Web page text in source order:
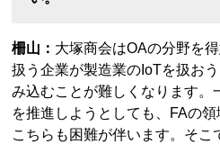
柵山： 大塚商会はOAの分野を
扱う企業が製造業のIoTを扱お
み込むことが難しくなります。
を推進しようとしても、FAの領
こちらも困難が伴います。そこ